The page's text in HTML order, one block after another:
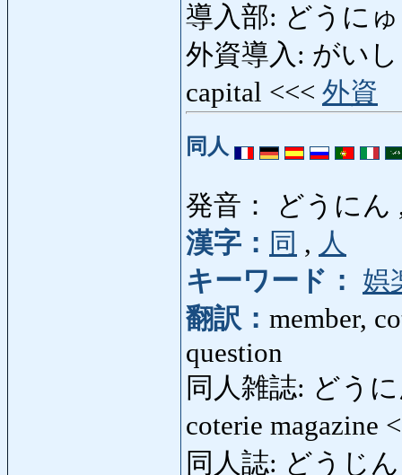
導入部: どうに
外資導入: がい
capital <<< 外資
同人
発音： どうにん
漢字： 同 , 人
キーワード：
娯
翻訳： member,
question
同人雑誌: どう
coterie magazine
同人誌: どうじ